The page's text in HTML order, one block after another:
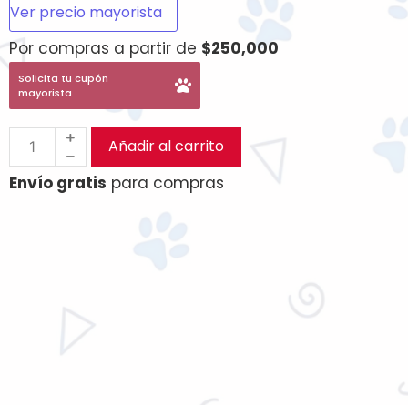
Ver precio mayorista
Por compras a partir de $250,000
Solicita tu cupón
mayorista
Añadir al carrito
Envío gratis para compras